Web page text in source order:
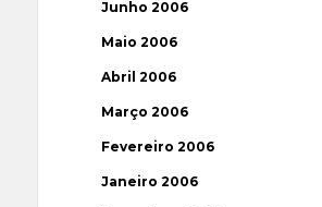
Junho 2006
Maio 2006
Abril 2006
Março 2006
Fevereiro 2006
Janeiro 2006